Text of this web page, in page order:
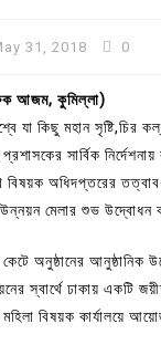
31, 2018 0
আজম, কুমিল্লা)
যা কিছু মহান সৃষ্টি,চির
প্রশাসকের সার্বিক
বিষয়ক অধিদপ্তরের
উন্নয়ন মেলার শুভ
কেটে অনুষ্ঠানের আনুষ্ঠানিক
স্বার্থে ঢাকায় একটি
মহিলা বিষয়ক কার্যালয়ে
In